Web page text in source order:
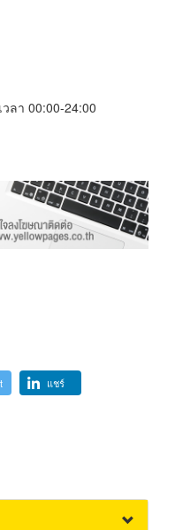
ลา 00:00-24:00
แชร์